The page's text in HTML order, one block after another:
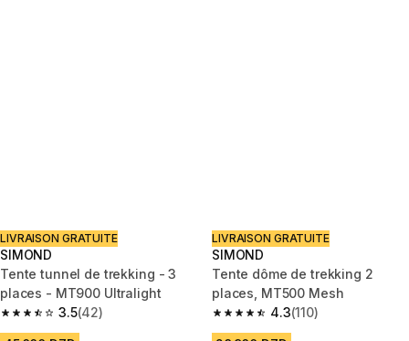
LIVRAISON GRATUITE
SIMOND
Tente tunnel de trekking - 3
places - MT900 Ultralight
3.5
3.5 out of 5 stars from 42 reviews
(42)
LIVRAISON GRATUITE
SIMOND
​Tente dôme de trekking 2
places, MT500 Mesh
4.3
4.3 out of 5 stars from 110
(110)